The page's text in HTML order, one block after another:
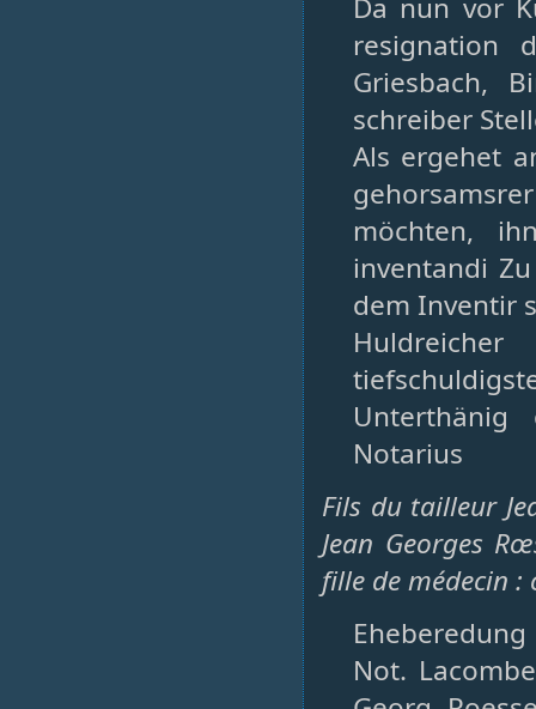
Da nun vor
resignation
Griesbach,
schreiber
Als ergehet
möchten,
inventandi
dem Inventir
Unterthänig
Notarius
Fils du tailleur
Jean Georges
fille de médecin
Not.